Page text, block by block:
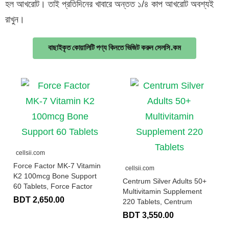
হল আখরোট। তাই প্রতিদিনের খাবারে অন্তত ১/৪ কাপ আখরোট অবশ্যই
রাখুন।
বাছাইকৃত কোয়ালিটি পণ্য কিনতে ভিজিট করুন সেলসি.কম
cellsii.com
Force Factor MK-7 Vitamin
K2 100mcg Bone Support
60 Tablets, Force Factor
BDT 2,650.00
cellsii.com
Centrum Silver Adults 50+
Multivitamin Supplement
220 Tablets, Centrum
BDT 3,550.00